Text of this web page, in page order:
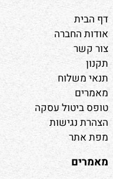
דף הבית
אודות החברה
צור קשר
תקנון
תנאי משלוח
מאמרים
טופס ביטול עסקה
הצהרת נגישות
מפת אתר
מאמרים